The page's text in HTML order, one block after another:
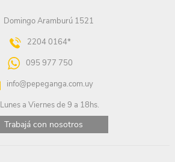
Domingo Aramburú 1521
2204 0164*
095 977 750
info@pepeganga.com.uy
Lunes a Viernes de 9 a 18hs.
Trabajá con nosotros